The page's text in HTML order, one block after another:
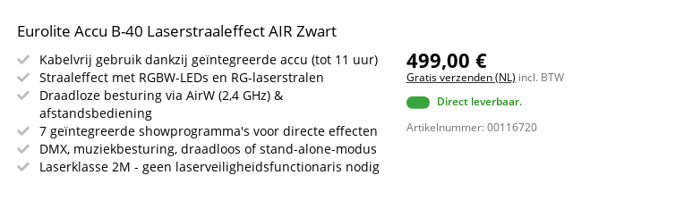
Eurolite Accu B-40 Laserstraaleffect AIR Zwart
Kabelvrij gebruik dankzij geïntegreerde accu (tot 11 uur)
Straaleffect met RGBW-LEDs en RG-laserstralen
Draadloze besturing via AirW (2,4 GHz) &
afstandsbediening
7 geïntegreerde showprogramma's voor directe effecten
DMX, muziekbesturing, draadloos of stand-alone-modus
Laserklasse 2M - geen laserveiligheidsfunctionaris nodig
499,00 €
Gratis verzenden (NL) incl. BTW
Direct leverbaar.
Artikelnummer: 00116720